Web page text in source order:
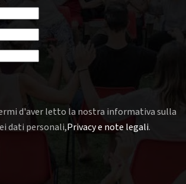
d'aver letto la nostra informativa sulla
dati personali,Privacy e note legali.